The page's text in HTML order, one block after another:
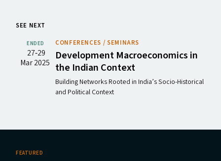
SEE NEXT
ENDED
27‐29
Mar 2025
CONFERENCES / SEMINARS
Development Macroeconomics in
the Indian Context
Building Networks Rooted in India’s Socio-Historical
and Political Context
FEATURED